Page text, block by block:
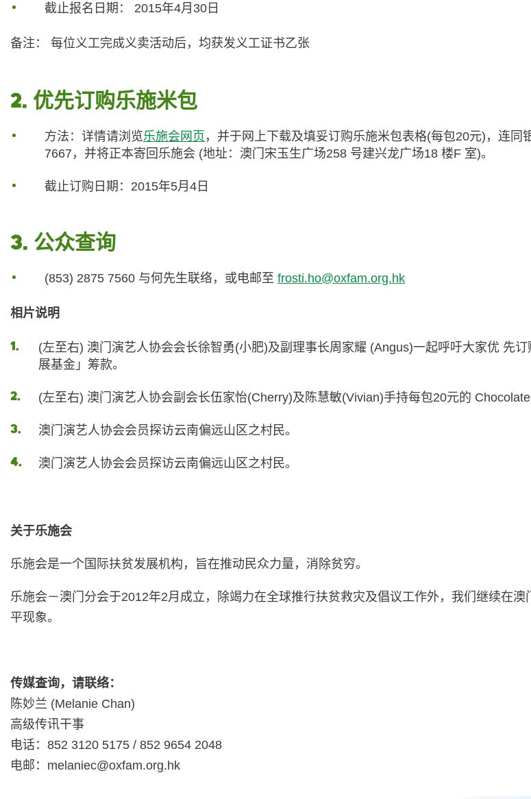
截止报名日期： 2015年4月30日
备注： 每位义工完成义卖活动后，均获发义工证书乙张
2. 优先订购乐施米包
方法：详情请浏览乐施会网页 ，并于网上下载及填妥订购乐施米包表格(每包20元)，连同
7667，并将正本寄回乐施会 (地址：澳门宋玉生广场258 号建兴龙广场18 楼F 室)。
截止订购日期：2015年5月4日
3. 公众查询
(853) 2875 7560 与何先生联络，或电邮至frosti.ho@oxfam.org.hk
相片说明
(左至右) 澳门演艺人协会会长徐智勇(小肥)及副理事长周家耀 (Angus)一起呼吁大家优 先
展基金」筹款。
(左至右) 澳门演艺人协会副会长伍家怡(Cherry)及陈慧敏(Vivian)手持每包20元的 Chocolate
澳门演艺人协会会员探访云南偏远山区之村民。
澳门演艺人协会会员探访云南偏远山区之村民。
关于乐施会
乐施会是一个国际扶贫发展机构，旨在推动民众力量，消除贫穷。
乐施会－澳门分会于2012年2月成立，除竭力在全球推行扶贫救灾及倡议工作外，我们继续在
平现象。
传媒查询，请联络：
陈妙兰 (Melanie Chan)
高级传讯干事
电话：852 3120 5175 / 852 9654 2048
电邮： melaniec@oxfam.org.hk